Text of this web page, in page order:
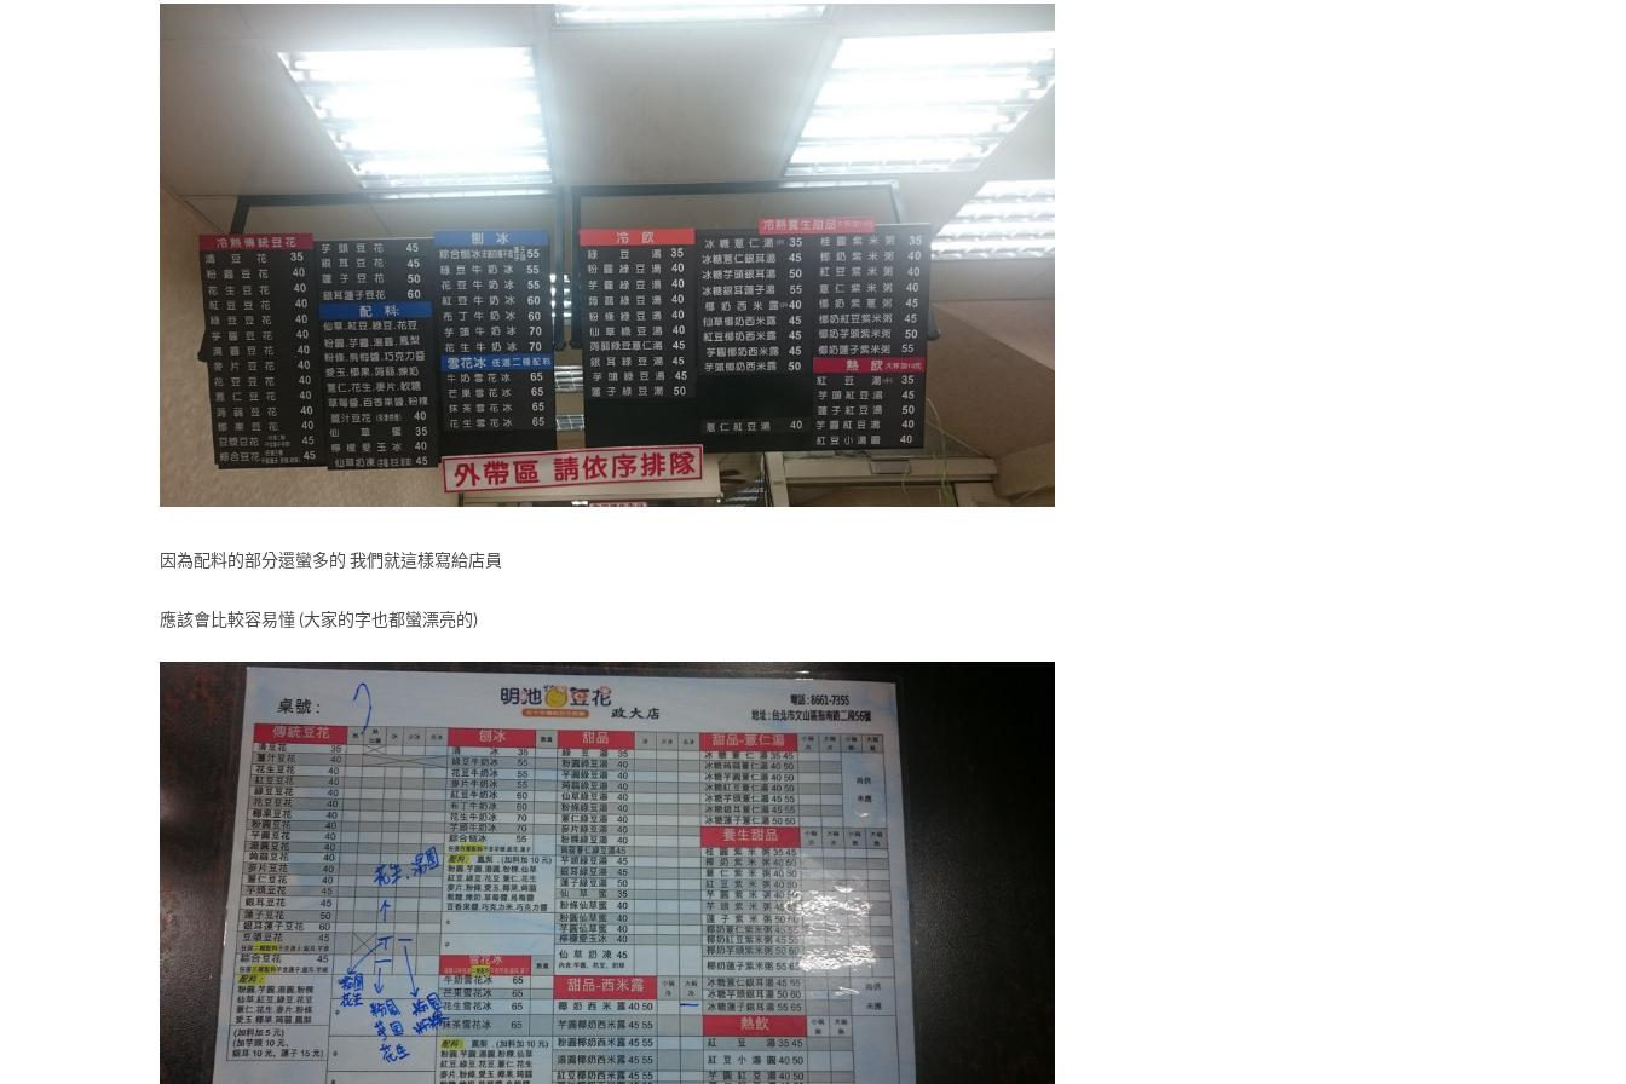
因為配料的部分還蠻多的 我們就這樣寫給店員
應該會比較容易懂 (大家的字也都蠻漂亮的)